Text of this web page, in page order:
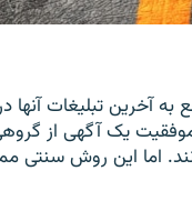
آخرین تبلیغات آنها
یک آگهی از
اما این روش سنتی